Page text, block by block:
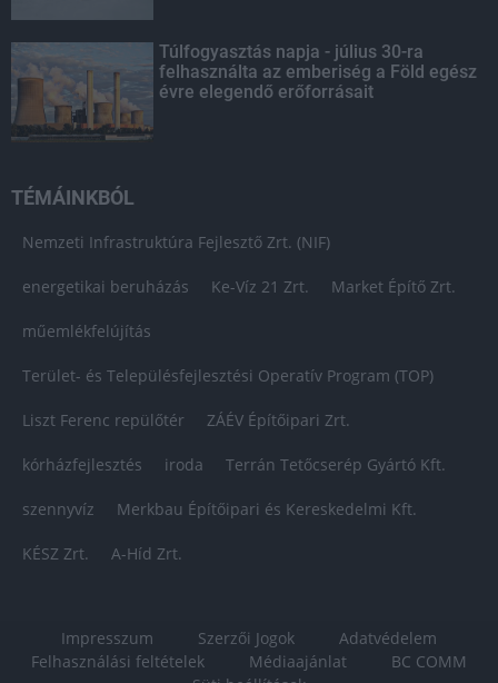
Túlfogyasztás napja - július 30-ra
felhasználta az emberiség a Föld egész
évre elegendő erőforrásait
TÉMÁINKBÓL
Nemzeti Infrastruktúra Fejlesztő Zrt. (NIF)
energetikai beruházás Ke-Víz 21 Zrt. Market Építő Zrt.
műemlékfelújítás
Terület- és Településfejlesztési Operatív Program (TOP)
Liszt Ferenc repülőtér ZÁÉV Építőipari Zrt.
kórházfejlesztés iroda Terrán Tetőcserép Gyártó Kft.
szennyvíz Merkbau Építőipari és Kereskedelmi Kft.
KÉSZ Zrt. A-Híd Zrt.
Impresszum Szerzői Jogok
Adatvédelem
Felhasználási feltételek
Médiaajánlat
BC COMM